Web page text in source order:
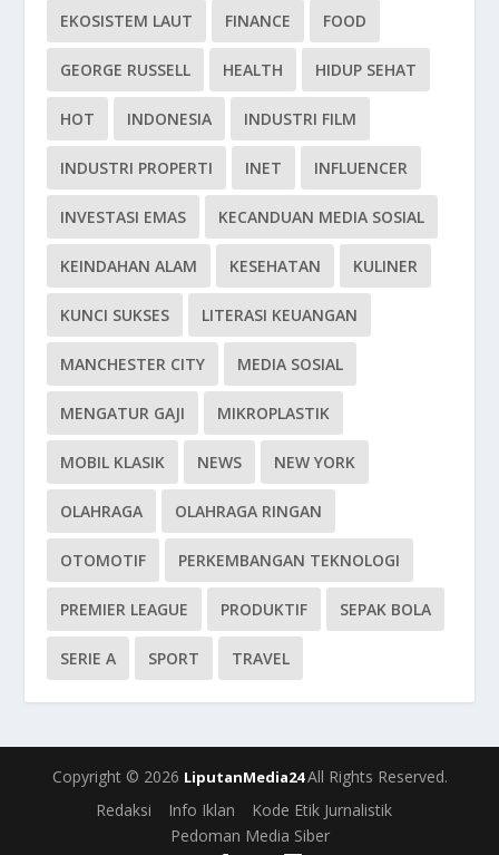
EKOSISTEM LAUT FINANCE FOOD
GEORGE RUSSELL HEALTH HIDUP SEHAT
HOT INDONESIA INDUSTRI FILM
INDUSTRI PROPERTI INET INFLUENCER
INVESTASI EMAS KECANDUAN MEDIA SOSIAL
KEINDAHAN ALAM KESEHATAN KULINER
KUNCI SUKSES LITERASI KEUANGAN
MANCHESTER CITY MEDIA SOSIAL
MENGATUR GAJI MIKROPLASTIK
MOBIL KLASIK NEWS NEW YORK
OLAHRAGA OLAHRAGA RINGAN
OTOMOTIF PERKEMBANGAN TEKNOLOGI
PREMIER LEAGUE PRODUKTIF SEPAK BOLA
SERIE A SPORT TRAVEL
Copyright © 2026 LiputanMedia24All Rights Reserved.
Redaksi
Info Iklan
Kode Etik Jurnalistik
Pedoman Media Siber